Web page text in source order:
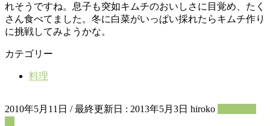
れそうですね。息子も突如キムチのおいしさに目覚め、たく
さん食べてました。冬に白菜がいっぱい採れたらキムチ作り
に挑戦してみようかな。
カテゴリー
料理
2010年5月11日 / 最終更新日 : 2013年5月3日 hiroko